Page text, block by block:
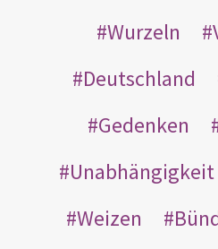
Wurzeln
Deutschland
Gedenken
Unabhängigkeit
Weizen